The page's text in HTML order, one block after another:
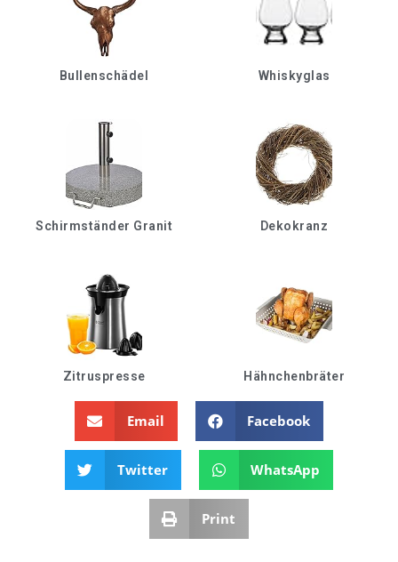
Bullenschädel Whiskyglas
Schirmständer Granit Dekokranz
Zitruspresse Hähnchenbräter
Email Facebook
Twitter WhatsApp
Print